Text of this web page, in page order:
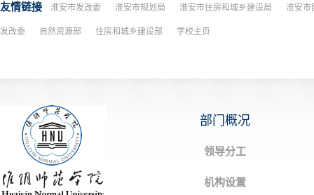
友情链接 淮安市发改委 淮安市规划局 淮安市住房和城乡建设局 淮安市
发改委 自然资源部 住房和城乡建设部 学校主页
部门概况
领导分工
机构设置